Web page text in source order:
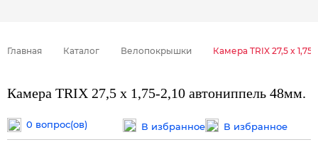
Главная Каталог Велопокрышки Камера TRIX 27,5 x
Камера TRIX 27,5 x 1,75-2,10 автониппель 48мм.
0 вопрос(ов) В избранное В избранное